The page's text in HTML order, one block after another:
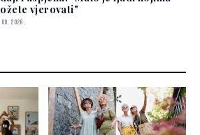
vjerovati"
08. 2026.